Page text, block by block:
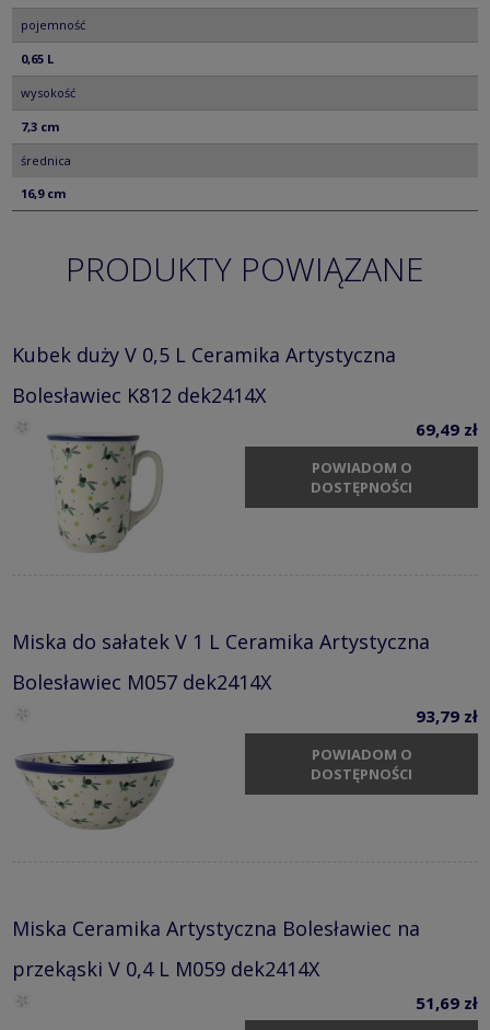
pojemność
0,65 L
wysokość
7,3 cm
średnica
16,9 cm
PRODUKTY POWIĄZANE
Kubek duży V 0,5 L Ceramika Artystyczna
Bolesławiec K812 dek2414X
69,49 zł
POWIADOM O
DOSTĘPNOŚCI
Miska do sałatek V 1 L Ceramika Artystyczna
Bolesławiec M057 dek2414X
93,79 zł
POWIADOM O
DOSTĘPNOŚCI
Miska Ceramika Artystyczna Bolesławiec na
przekąski V 0,4 L M059 dek2414X
51,69 zł